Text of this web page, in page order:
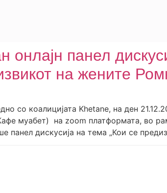
онлајн панел
на жените
со коалицијата Khetane, на ден
муабет) на zoom платформата, во
панел дискусија на тема „Кои се